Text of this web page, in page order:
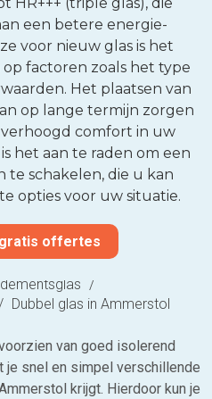
HR+++ (triple glas), die
een betere energie-
voor nieuw glas is het
factoren zoals het type
Het plaatsen van
op lange termijn zorgen
comfort in uw
het aan te raden om een
te schakelen, die u kan
opties voor uw situatie.
offertes
/
Dubbel glas in Ammerstol
van goed isolerend
je snel en simpel verschillende
krijgt. Hierdoor kun je